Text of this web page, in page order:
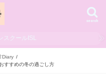
search
クールISL
Diary
すすめの冬の過ごし方